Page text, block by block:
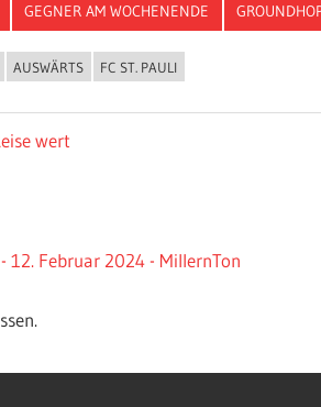
GEGNER AM WOCHENENDE
AUSWÄRTS FC ST. PAULI
wert
12. Februar 2024 - MillernTon